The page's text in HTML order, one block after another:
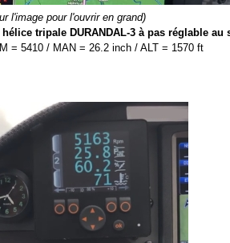
l'image pour l'ouvrir en grand)
tripale DURANDAL-3 à pas réglable au
= 5410 / MAN = 26.2 inch / ALT = 1570 ft